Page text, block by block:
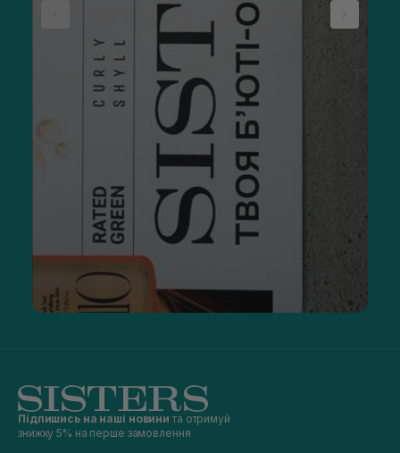
Підпишись на наші новини та отримуй
знижку 5% на перше замовлення